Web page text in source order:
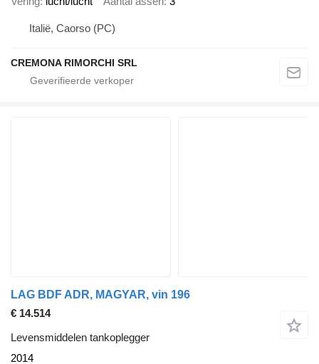
Italië, Caorso (PC)
CREMONA RIMORCHI SRL
LAG BDF ADR, MAGYAR, vin 196
€ 14.514
Levensmiddelen tankoplegger
2014